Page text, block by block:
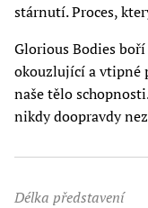
stárnutí. Proces,
Glorious Bodies
okouzlující a vtipné
naše tělo
nikdy doopravdy
Délka představení